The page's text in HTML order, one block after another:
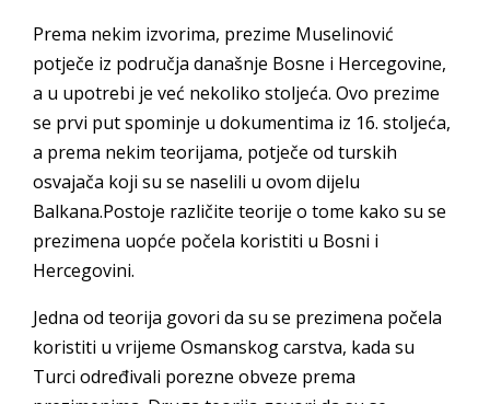
Prema nekim izvorima, prezime Muselinović
potječe iz područja današnje Bosne i Hercegovine,
a u upotrebi je već nekoliko stoljeća. Ovo prezime
se prvi put spominje u dokumentima iz 16. stoljeća,
a prema nekim teorijama, potječe od turskih
osvajača koji su se naselili u ovom dijelu
Balkana.Postoje različite teorije o tome kako su se
prezimena uopće počela koristiti u Bosni i
Hercegovini.
Jedna od teorija govori da su se prezimena počela
koristiti u vrijeme Osmanskog carstva, kada su
Turci određivali porezne obveze prema